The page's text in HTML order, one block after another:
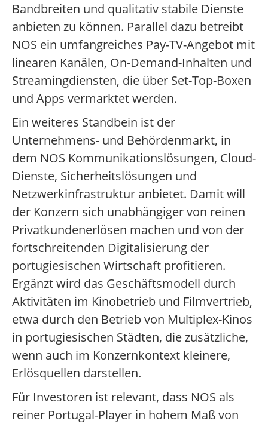
Bandbreiten und qualitativ stabile Dienste
anbieten zu können. Parallel dazu betreibt
NOS ein umfangreiches Pay-TV-Angebot mit
linearen Kanälen, On-Demand-Inhalten und
Streamingdiensten, die über Set-Top-Boxen
und Apps vermarktet werden.
Ein weiteres Standbein ist der
Unternehmens- und Behördenmarkt, in
dem NOS Kommunikationslösungen, Cloud-
Dienste, Sicherheitslösungen und
Netzwerkinfrastruktur anbietet. Damit will
der Konzern sich unabhängiger von reinen
Privatkundenerlösen machen und von der
fortschreitenden Digitalisierung der
portugiesischen Wirtschaft profitieren.
Ergänzt wird das Geschäftsmodell durch
Aktivitäten im Kinobetrieb und Filmvertrieb,
etwa durch den Betrieb von Multiplex-Kinos
in portugiesischen Städten, die zusätzliche,
wenn auch im Konzernkontext kleinere,
Erlösquellen darstellen.
Für Investoren ist relevant, dass NOS als
reiner Portugal-Player in hohem Maß von